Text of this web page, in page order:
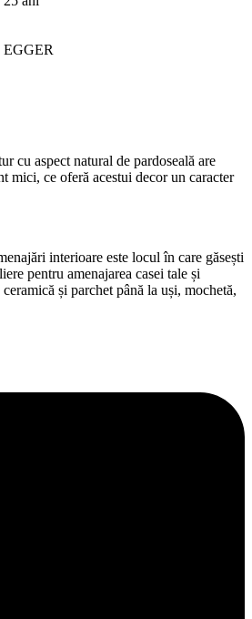
EGGER
cu aspect natural de pardoseală are
mici, ce oferă acestui decor un caracter
interioare este locul în care găsești
pentru amenajarea casei tale și
și parchet până la uși, mochetă,